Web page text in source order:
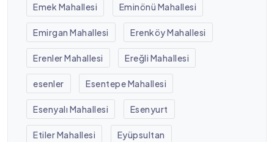
Emek Mahallesi Eminönü Mahallesi
Emirgan Mahallesi Erenköy Mahallesi
Erenler Mahallesi Ereğli Mahallesi
esenler Esentepe Mahallesi
Esenyalı Mahallesi Esenyurt
Etiler Mahallesi Eyüpsultan